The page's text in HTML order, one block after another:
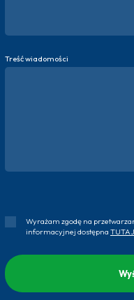
Treść wiadomości
Wyrażam zgodę na
informacyjnej dostępna TUTAJ